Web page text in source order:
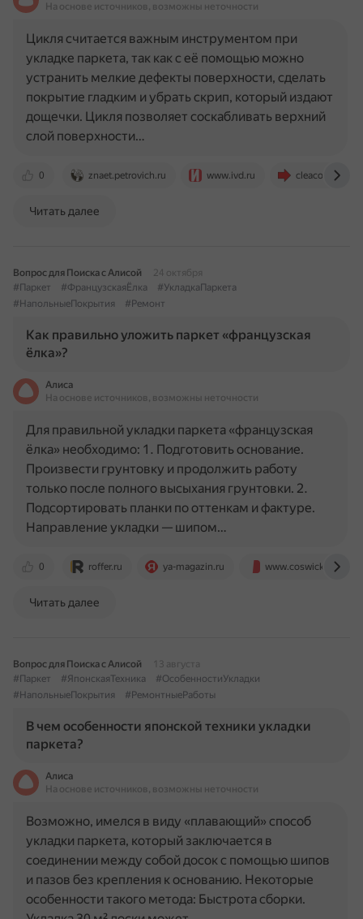
На основе источников, возможны неточности
0 znaet.petrovich.ru www.ivd.ru cleacom.ru
Цикля считается важным инструментом при
укладке паркета, так как с её помощью можно
устранить мелкие дефекты поверхности, сделать
покрытие гладким и убрать скрип, который издают
дощечки. Цикля позволяет соскабливать верхний
слой поверхности…
Читать далее
Вопрос для Поиска с Алисой
24 октября
#Паркет
#ФранцузскаяЁлка
#УкладкаПаркета
#НапольныеПокрытия
#Ремонт
Как правильно уложить паркет «французская
ёлка»?
Алиса
На основе источников, возможны неточности
0 roffer.ru ya-magazin.ru www.coswick.ru
Для правильной укладки паркета «французская
ёлка» необходимо: 1. Подготовить основание.
Произвести грунтовку и продолжить работу
только после полного высыхания грунтовки. 2.
Подсортировать планки по оттенкам и фактуре.
Направление укладки — шипом…
Читать далее
Вопрос для Поиска с Алисой
13 августа
#Паркет
#ЯпонскаяТехника
#ОсобенностиУкладки
#НапольныеПокрытия
#РемонтныеРаботы
В чем особенности японской техники укладки
паркета?
Алиса
На основе источников, возможны неточности
Возможно, имелся в виду «плавающий» способ
укладки паркета, который заключается в
соединении между собой досок с помощью шипов
и пазов без крепления к основанию. Некоторые
особенности такого метода: Быстрота сборки.